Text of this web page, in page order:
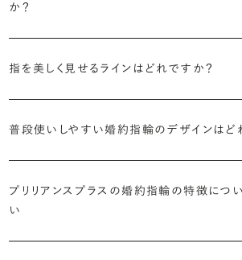
るという点でも人気があります。
ン。手元にしっかりと存在感を添えてくれます。
華やかなデザインをお好みの方から非常に人気
絞り、次にアームのフォルム（ストレート／ウェ
・年齢を重ねても似合うリングを目指す
・着用シーンを想像して選ぶ
日常的に身に着けたいのか、お出かけの時
か？
は実物を指に着けて見え方を確かめることです
までじっくりと試着していただけます。
ショールームで婚約指輪を試着する
指を美しく見せるラインはどれですか？
見えやすいと言われています。
てきます。ぜひ、所要時間30秒のブリリアンス
活用して、ご自身にぴったりのラインを探してみ
普段使いしやすい婚約指輪のデザインはど
なります。ブリリアンスプラスでは、普段の生
しく身に着けていただけるよう、全てのデザイ
プリリアンスプラスの婚約指輪の特徴につ
い